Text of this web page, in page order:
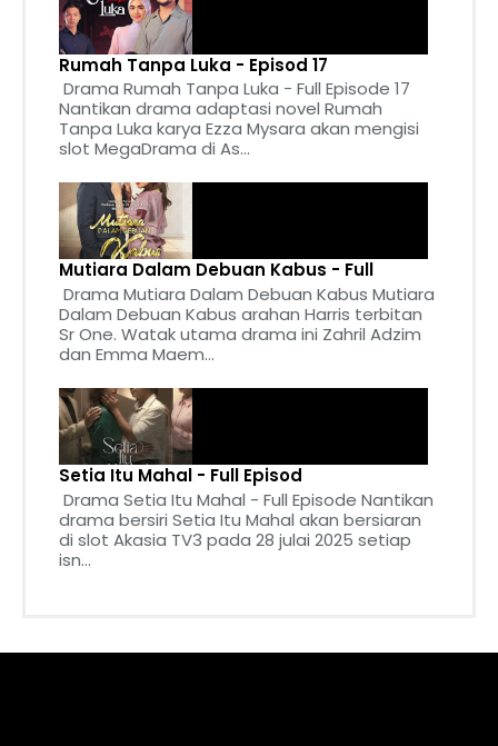
Rumah Tanpa Luka - Episod 17
Drama Rumah Tanpa Luka - Full Episode 17
Nantikan drama adaptasi novel Rumah
Tanpa Luka karya Ezza Mysara akan mengisi
slot MegaDrama di As...
Mutiara Dalam Debuan Kabus - Full
Drama Mutiara Dalam Debuan Kabus Mutiara
Dalam Debuan Kabus arahan Harris terbitan
Sr One. Watak utama drama ini Zahril Adzim
dan Emma Maem...
Setia Itu Mahal - Full Episod
Drama Setia Itu Mahal - Full Episode Nantikan
drama bersiri Setia Itu Mahal akan bersiaran
di slot Akasia TV3 pada 28 julai 2025 setiap
isn...